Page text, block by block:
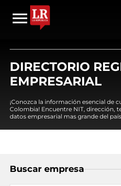
DIRECTORIO
EMPRESARIAL
¡Conozca la información esencial de
Colombia! Encuentre NIT, dirección,
datos empresarial mas grande del
Buscar empresa